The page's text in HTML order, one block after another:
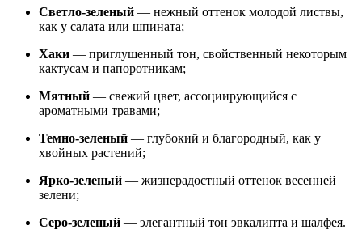
Светло-зеленый — нежный оттенок молодой листвы,
как у салата или шпината;
Хаки — приглушенный тон, свойственный некоторым
кактусам и папоротникам;
Мятный — свежий цвет, ассоциирующийся с
ароматными травами;
Темно-зеленый — глубокий и благородный, как у
хвойных растений;
Ярко-зеленый — жизнерадостный оттенок весенней
зелени;
Серо-зеленый — элегантный тон эвкалипта и шалфея.